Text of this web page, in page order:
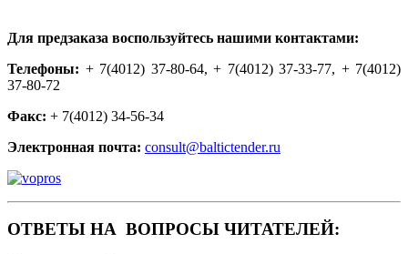
Для предзаказа воспользуйтесь нашими контактами:
Телефоны: + 7(4012) 37-80-64, + 7(4012) 37-33-77, + 7(4012)
37-80-72
Факс: + 7(4012) 34-56-34
Электронная почта: consult@baltictender.ru
ОТВЕТЫ НА ВОПРОСЫ ЧИТАТЕЛЕЙ: